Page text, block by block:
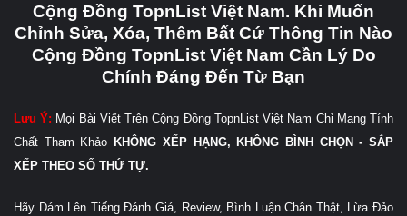
Cộng Đồng TopnList Việt Nam. Khi Muốn
Chỉnh Sửa, Xóa, Thêm Bất Cứ Thông Tin Nào
Cộng Đồng TopnList Việt Nam Cần Lý Do
Chính Đáng Đến Từ Bạn
Lưu Ý: Mọi Bài Viết Trên Cộng Đồng TopnList Việt Nam Chỉ Mang Tính
Chất Tham Khảo KHÔNG XẾP HẠNG, KHÔNG BÌNH CHỌN - SẮP
XẾP THEO SỐ THỨ TỰ.
Hãy Dám Lên Tiếng Đánh Giá, Review, Bình Luận Chân Thật, Lừa Đảo